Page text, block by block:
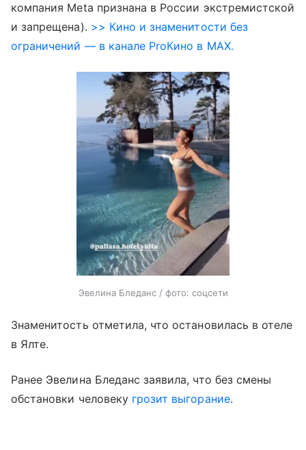
компания Meta признана в России экстремистской
и запрещена). >> Кино и знаменитости без
ограничений — в канале ProКино в MAX.
Эвелина Бледанс / фото: соцсети
Знаменитость отметила, что остановилась в отеле
в Ялте.
Ранее Эвелина Бледанс заявила, что без смены
обстановки человеку грозит выгорание.